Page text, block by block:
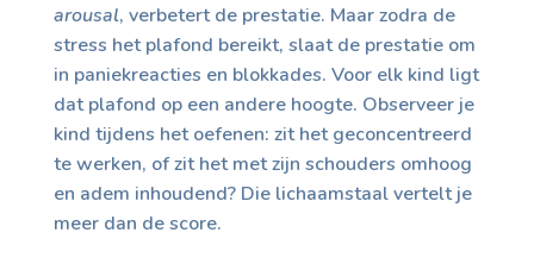
arousal, verbetert de prestatie. Maar zodra de
stress het plafond bereikt, slaat de prestatie om
in paniekreacties en blokkades. Voor elk kind ligt
dat plafond op een andere hoogte. Observeer je
kind tijdens het oefenen: zit het geconcentreerd
te werken, of zit het met zijn schouders omhoog
en adem inhoudend? Die lichaamstaal vertelt je
meer dan de score.